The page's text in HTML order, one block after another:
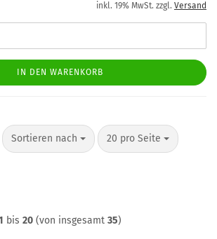
inkl. 19% MwSt. zzgl. Versand
IN DEN WARENKORB
Sortieren nach
Sortieren nach 20 pro Seite
pro Seite
bis 20(von insgesamt 35)